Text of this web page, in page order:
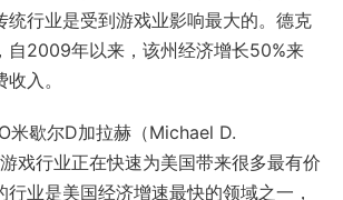
统行业是受到游戏业影响最大的。德克
自2009年以来，该州经济增长50%来
入。
米歇尔D加拉赫（Michael D.
戏行业正在快速为美国带来很多最有价
业是美国经济增速最快的领域之一，